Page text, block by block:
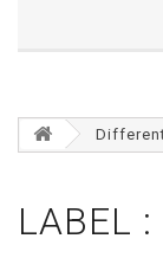
LABEL